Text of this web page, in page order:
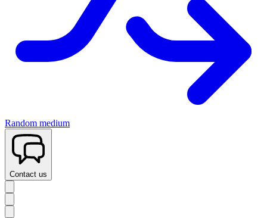
Random medium
Contact us